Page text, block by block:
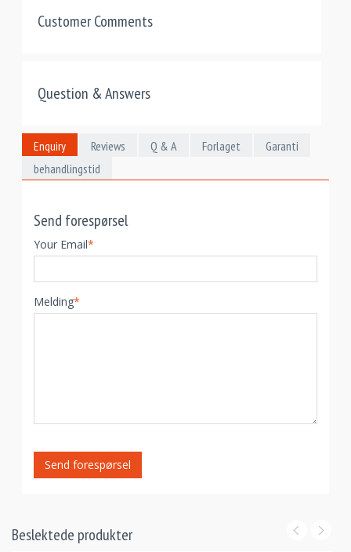
Customer Comments
Question & Answers
Enquiry Reviews Q & A Forlaget
Garanti
behandlingstid
Send forespørsel
Your Email*
Melding*
Send forespørsel
Beslektede produkter